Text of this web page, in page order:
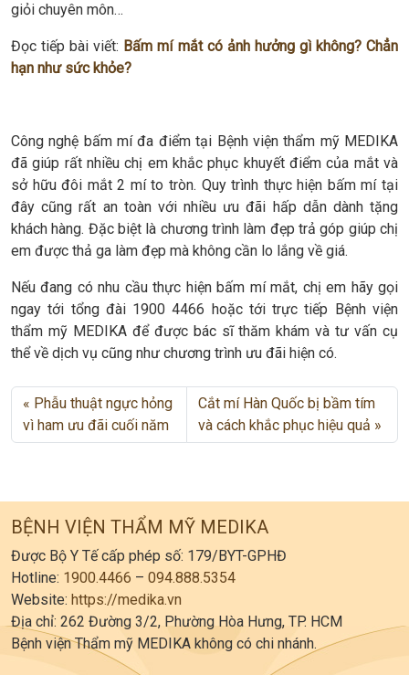
giỏi chuyên môn…
Đọc tiếp bài viết: Bấm mí mắt có ảnh hưởng gì không? Chẳn
hạn như sức khỏe?
Công nghệ bấm mí đa điểm tại Bệnh viện thẩm mỹ MEDIKA
đã giúp rất nhiều chị em khắc phục khuyết điểm của mắt và
sở hữu đôi mắt 2 mí to tròn. Quy trình thực hiện bấm mí tại
đây cũng rất an toàn với nhiều ưu đãi hấp dẫn dành tặng
khách hàng. Đặc biệt là chương trình làm đẹp trả góp giúp chị
em được thả ga làm đẹp mà không cần lo lắng về giá.
Nếu đang có nhu cầu thực hiện bấm mí mắt, chị em hãy gọi
ngay tới tổng đài 1900 4466 hoặc tới trực tiếp Bệnh viện
thẩm mỹ MEDIKA để được bác sĩ thăm khám và tư vấn cụ
thể về dịch vụ cũng như chương trình ưu đãi hiện có.
Phẫu thuật ngực hỏng
vì ham ưu đãi cuối năm
Cắt mí Hàn Quốc bị bầm tím
và cách khắc phục hiệu quả
BỆNH VIỆN THẨM MỸ MEDIKA
Được Bộ Y Tế cấp phép số: 179/BYT-GPHĐ
Hotline: 1900.4466 – 094.888.5354
Website: https://medika.vn
Địa chỉ: 262 Đường 3/2, Phường Hòa Hưng, TP. HCM
Bệnh viện Thẩm mỹ MEDIKA không có chi nhánh.